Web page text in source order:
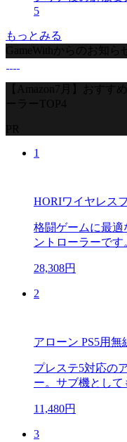
5
もっとみる
GameWithからのお知らせ
【Amazon7月】おす
ーラーTOP4
PR
1
HORIワイヤレス
格闘ゲームに最適
ントローラーです
28,308円
2
アローン PS5用
プレステ5対応の
ー。サブ機として
11,480円
3